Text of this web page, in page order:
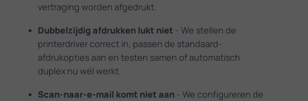
vertraging worden afgedrukt.
Dubbelzijdig afdrukken lukt niet - We stellen de
printerdriver correct in, passen de standaard­
afdrukopties aan en testen samen of automatisch
duplex nu wél werkt.
Scan-naar-e-mail komt niet aan - We configureren de